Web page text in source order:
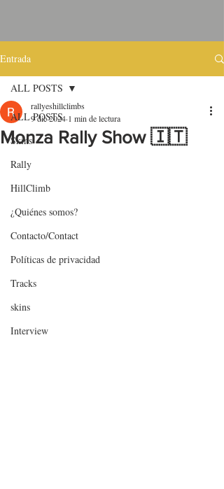
Entrada
ALL POSTS
Skins
Rally
HillClimb
¿Quiénes somos?
Contacto/Contact
Políticas de privacidad
Tracks
skins
Interview
ALL POSTS
Monza Rally Show 🇮🇹
rallyeshillclimbs
9 dic 2024 1 min de lectura